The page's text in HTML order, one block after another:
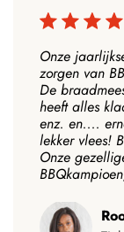
Onze
zorgen van
De
heeft alles
enz. en....
lekker vlees!
Onze